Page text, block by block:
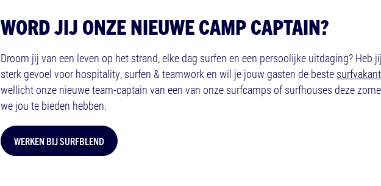
WORD JIJ ONZE NIEUWE CAMP CAPTAIN?
Droom jij van een leven op het strand, elke dag surfen en een persoolijke uitdaging? Heb
sterk gevoel voor hospitality, surfen & teamwork en wil je jouw gasten de beste
wellicht onze nieuwe team-captain van een van onze surfcamps of surfhouses deze
we jou te bieden hebben.
WERKEN BIJ SURFBLEND